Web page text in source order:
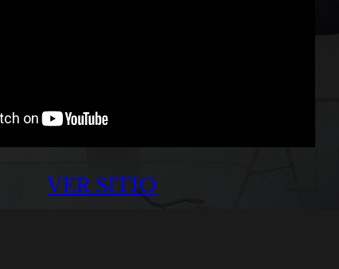
VER SITIO